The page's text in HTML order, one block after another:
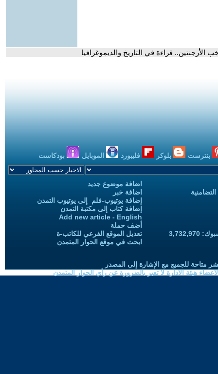
قراءة في التاريخ والديموغرافيا
بنترست بلوكر فليبورد الموبايل بودكاست
اضافة موضوع جديد
اضافة خبر
إضافة يوتيوب-فلم إلى يوتيوب التمدن
إضافة كتاب إلى مكتبة التمدن
Add new article - English
أضف حملة
تعديل الموقع الفرعي للكاتب-ة
ابحث في موقع الحوار المتمدن
متاحة للجميع مع الإشارة إلى المصدر
هيئة الادارة لا تعبر بالضرورة عن رأي الحوار المتمدن